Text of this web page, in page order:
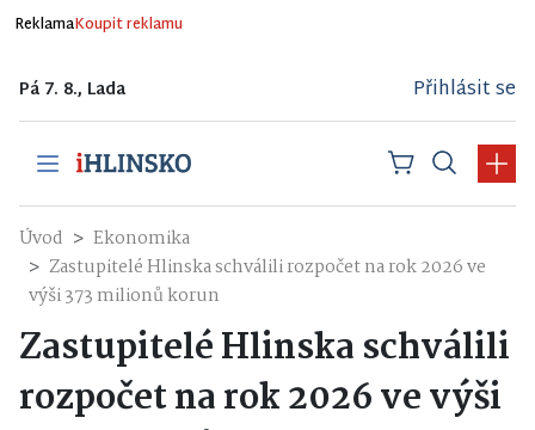
ReklamaKoupit reklamu
Pá 7. 8., Lada Přihlásit se
Úvod
Ekonomika
Zastupitelé Hlinska schválili rozpočet na rok 2026 ve
výši 373 milionů korun
Zastupitelé Hlinska schválili
rozpočet na rok 2026 ve výši